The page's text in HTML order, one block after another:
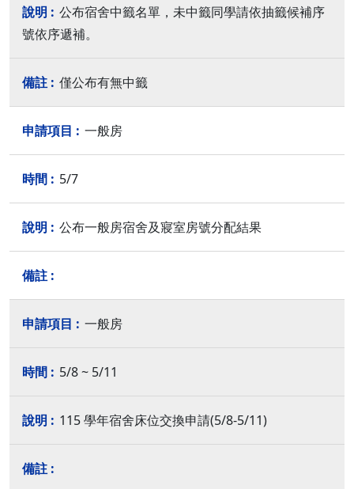
公布宿舍中籤名單，未中籤同學請依抽籤候補序
號依序遞補。
僅公布有無中籤
一般房
5/7
公布一般房宿舍及寢室房號分配結果
一般房
5/8 ~ 5/11
115 學年宿舍床位交換申請(5/8-5/11)